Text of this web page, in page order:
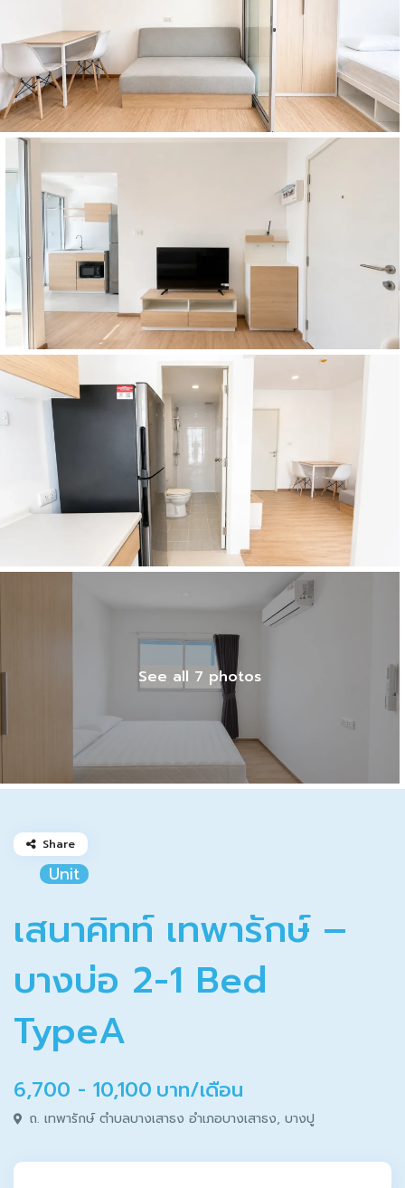
See all 7 photos
Unit
เสนาคิทท์ เทพารักษ์ –
บางบ่อ 2-1 Bed
TypeA
6,700 - 10,100 บาท/เดือน
ถ. เทพารักษ์ ตำบลบางเสาธง อำเภอบางเสาธง,บางปู
Share